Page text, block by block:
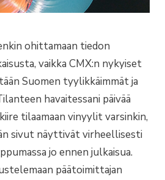
ohittamaan tiedon
vaikka CMX:n nykyiset
Suomen tyylikkäimmät ja
havaitessani päivää
tilaamaan vinyylit varsinkin,
sivut näyttivät virheellisesti
jo ennen julkaisua.
päätoimittajan